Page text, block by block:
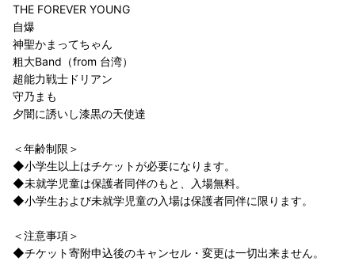
THE FOREVER YOUNG
自爆
神聖かまってちゃん
粗大Band（from 台湾）
超能力戦士ドリアン
守乃まも
夕闇に誘いし漆黒の天使達
＜年齢制限＞
◆小学生以上はチケットが必要になります。
◆未就学児童は保護者同伴のもと、入場無料。
◆小学生および未就学児童の入場は保護者同伴に限ります。
＜注意事項＞
◆チケット寄附申込後のキャンセル・変更は一切出来ません。